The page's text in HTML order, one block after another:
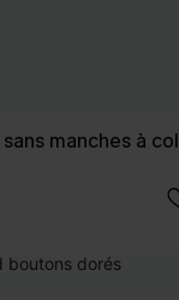
manches à col